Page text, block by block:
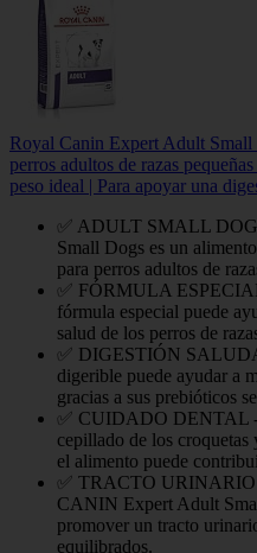
Royal Canin Expert Adult Small
perros adultos de razas
peso ideal | Para apoyar una
✅ ADULT SMALL
Small Dogs es un
para perros adultos de
✅ FÓRMULA
fórmula especial puede
salud de los perros de
✅ DIGESTIÓN
digerible puede ayudar a
gracias a sus prebióticos
✅ CUIDADO DENTAL -
cepillado de los
el alimento puede
✅ TRACTO
CANIN Expert Adult
promover un tracto
equilibrados.